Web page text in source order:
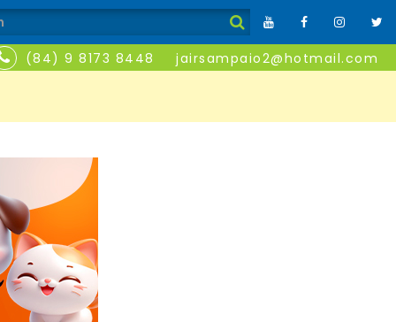
(84) 9 8173 8448 jairsampaio2@hotmail.com